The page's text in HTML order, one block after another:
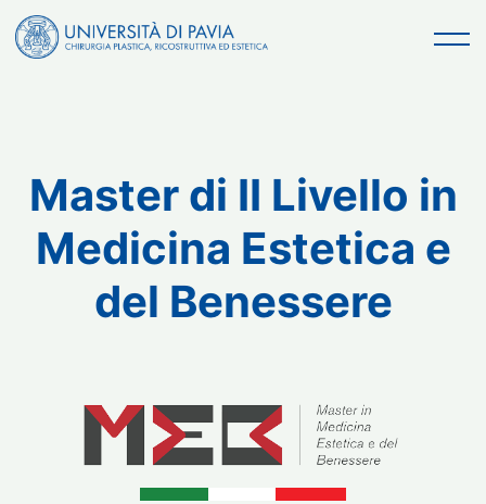
contenuto
Master di II Livello in
Medicina Estetica e
del Benessere